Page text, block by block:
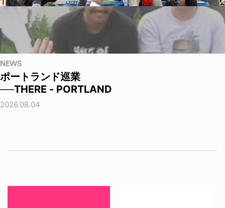
NEWS
ポートランド巡業
──THERE - PORTLAND
2026.08.04